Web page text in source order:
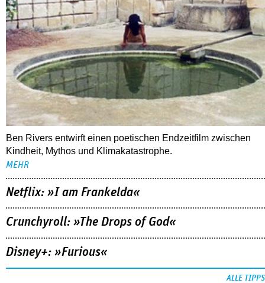
Ben Rivers entwirft einen poetischen Endzeitfilm zwischen
Kindheit, Mythos und Klimakatastrophe.
MEHR
Netflix: »I am Frankelda«
Crunchyroll: »The Drops of God«
Disney+: »Furious«
FOLLOW US
youtube